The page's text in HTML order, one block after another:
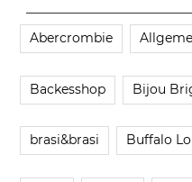
Abercrombie
Backesshop Bijou
brasi&brasi Buffalo